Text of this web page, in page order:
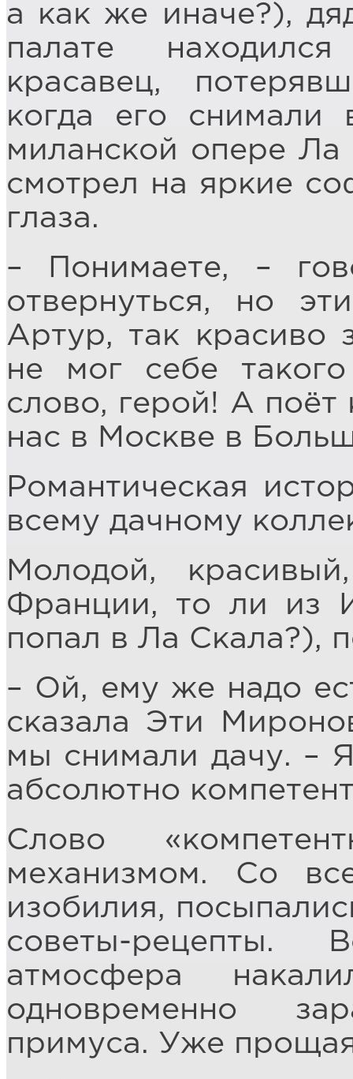
а как же иначе?),
палате
красавец,
когда его снимали
миланской опере
смотрел на яркие
глаза.
– Понимаете, –
отвернуться, но
Артур, так красиво
не мог себе
слово, герой! А поёт
нас в Москве в
Романтическая
всему дачному
Молодой,
Франции, то ли из
попал в Ла Скала?),
– Ой, ему же надо
сказала Эти
мы снимали дачу. –
абсолютно
Слово
механизмом. Со
изобилия,
советы-
атмосфера
одновременно
примуса. Уже